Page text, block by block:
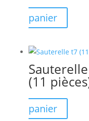
panier
(11
panier